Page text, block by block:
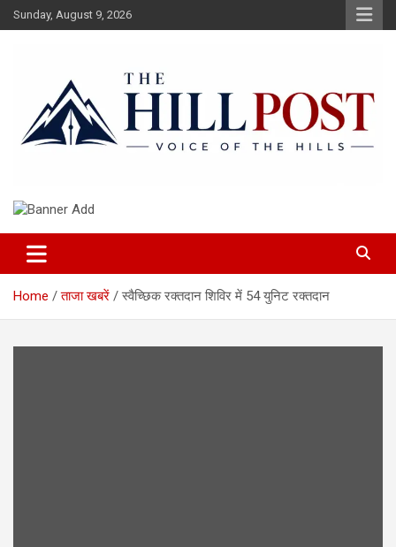
Skip
to
Sunday, August 9, 2026
The Hillpost
Home ताजा खबरें स्वैच्छिक रक्तदान शिविर में 54 युनिट रक्तदान